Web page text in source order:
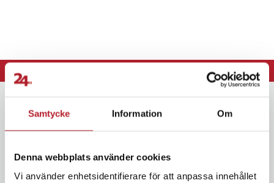
Samtycke Information Om
Denna webbplats använder cookies
Vi använder enhetsidentifierare för att anpassa innehållet
Nyhetsbrev
OK